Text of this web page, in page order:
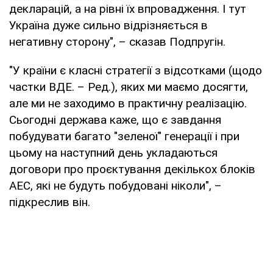
декларацій, а на рівні їх впровадження. І тут
Україна дуже сильно відрізняється в
негативну сторону", – сказав Подпругін.
"У країни є класні стратегії з відсотками (щодо
частки ВДЕ. – Ред.), яких ми маємо досягти,
але ми не заходимо в практичну реалізацію.
Сьогодні держава каже, що є завдання
побудувати багато "зеленої" генерації і при
цьому на наступний день укладаються
договори про проєктування декількох блоків
АЕС, які не будуть побудовані ніколи", –
підкреслив він.